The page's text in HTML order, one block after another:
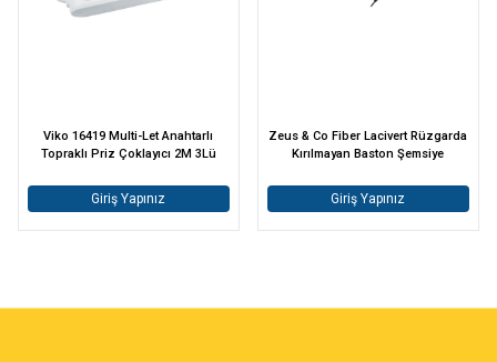
Viko 16419 Multi-Let Anahtarlı
Topraklı Priz Çoklayıcı 2M 3Lü
Giriş Yapınız
Zeus & Co Fiber Lacivert Rüzgarda
Kırılmayan Baston Şemsiye
Giriş Yapınız